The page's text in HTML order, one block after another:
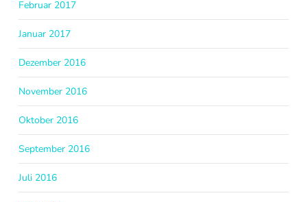
Februar 2017
Januar 2017
Dezember 2016
November 2016
Oktober 2016
September 2016
Juli 2016